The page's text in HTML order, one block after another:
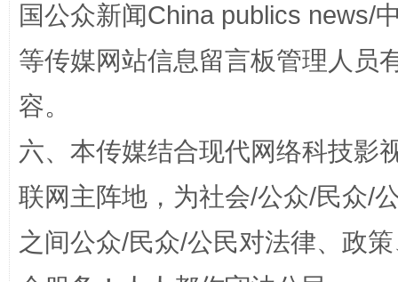
扯下公款旅游的“隐身衣” 如何以
国公众新闻China publics news/
等传媒网站信息留言板管理人员
容。
六、本传媒结合现代网络科技影
联网主阵地，为社会/公众/民众/
之间公众/民众/公民对法律、政